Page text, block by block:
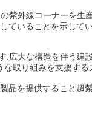
紫外線コーナーを生
ていることを示して
.広大な構造を伴う建
取り組みを支援する
品を提供すること超